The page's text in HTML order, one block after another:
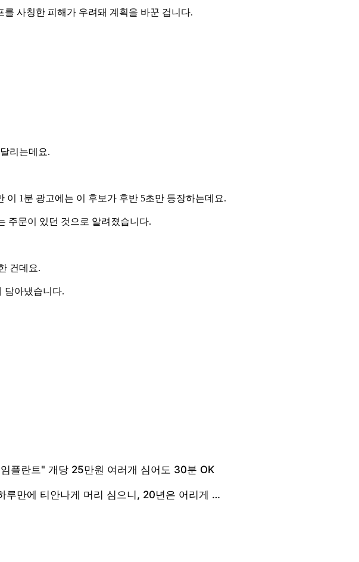
사칭한 피해가 우려돼 계획을 바꾼 겁니다.
리는데요.
1분 광고에는 이 후보가 후반 5초만 등장하는데요.
주문이 있던 것으로 알려졌습니다.
건데요.
담아냈습니다.